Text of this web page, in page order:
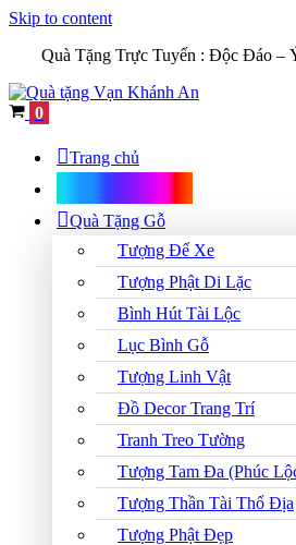
Skip to content
Quà Tặng Trực Tuyến : Độc Đáo –
Cart
0
Trang chủ
Quà Tặng Gỗ
Tượng Để Xe
Tượng Phật Di Lặc
Bình Hút Tài Lộc
Lục Bình Gỗ
Tượng Linh Vật
Đồ Decor Trang Trí
Tranh Treo Tường
Tượng Tam Đa (Phúc
Tượng Thần Tài Thổ Địa
Tượng Phật Đẹp